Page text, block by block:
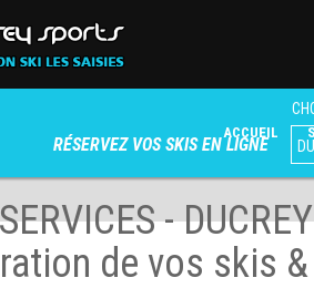
ACCUEIL
RÉSERVEZ VOS SKIS EN LIGNE
-
de vos skis